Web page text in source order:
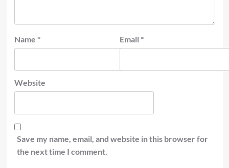
Name * Email *
Website
Save my name, email, and website in this browser for
the next time I comment.